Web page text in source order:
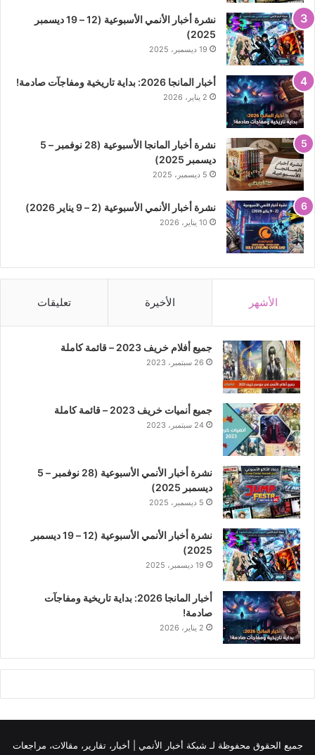
نشرة أخبار الأنمي الأسبوعية (12 – 19 ديسمبر
2025)
19 ديسمبر، 2025
أخبار المانجا 2026: بداية تاريخية ومفاجآت صادمة!
2 يناير، 2026
نشرة أخبار المانجا الأسبوعية (28 نوفمبر – 5
ديسمبر 2025)
5 ديسمبر، 2025
نشرة أخبار الأنمي الأسبوعية (2 – 9 يناير 2026)
10 يناير، 2026
الأشهر الأخيرة تعليقات
جميع أفلام خريف 2023 – قائمة كاملة
26 سبتمبر، 2023
جميع أنميات خريف 2023 – قائمة كاملة
24 سبتمبر، 2023
نشرة أخبار الأنمي الأسبوعية (28 نوفمبر – 5
ديسمبر 2025)
5 ديسمبر، 2025
نشرة أخبار الأنمي الأسبوعية (12 – 19 ديسمبر
2025)
19 ديسمبر، 2025
أخبار المانجا 2026: بداية تاريخية ومفاجآت
صادمة!
2 يناير، 2026
جميع الحقوق محفوظة لـ شبكة أخبار الأنمي | أخبار، تقارير، مقالات، مراجعات